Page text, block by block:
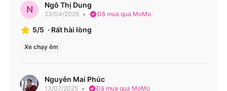
VP 77 Phù Đổng VP 77 Phù Đổng 1900888684
N Ngô Thị Dung
23/04/2026 Đã mua qua MoMo
5/5 · Rất hài lòng
Xe chạy êm
Nguyễn Mai Phúc
13/07/2025 Đã mua qua MoMo